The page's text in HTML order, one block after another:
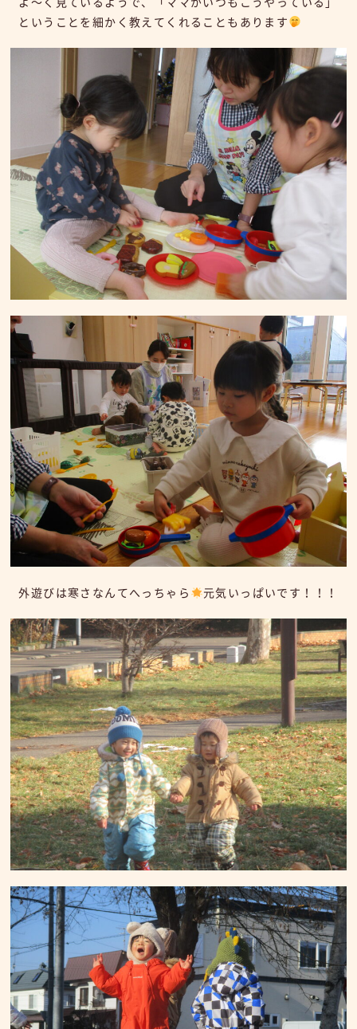
ということを細かく教えてくれることもあります
外遊びは寒さなんてへっちゃら 元気いっぱいです！！！